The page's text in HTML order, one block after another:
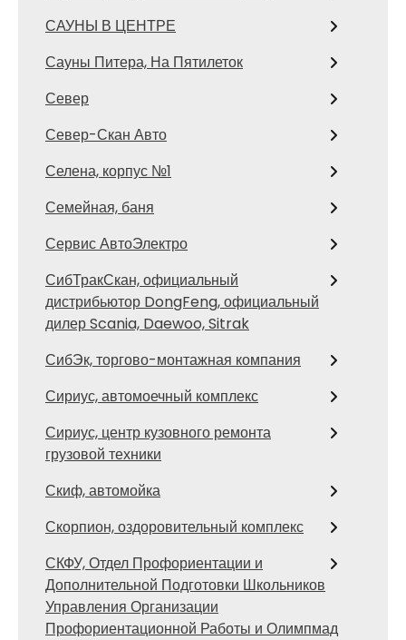
САУНЫ В ЦЕНТРЕ
Сауны Питера, На Пятилеток
Север
Север-Скан Авто
Селена, корпус №1
Семейная, баня
Сервис АвтоЭлектро
СибТракСкан, официальный
дистрибьютор DongFeng, официальный
дилер Scania, Daewoo, Sitrak
СибЭк, торгово-монтажная компания
Сириус, автомоечный комплекс
Сириус, центр кузовного ремонта
грузовой техники
Скиф, автомойка
Скорпион, оздоровительный комплекс
СКФУ, Отдел Профориентации и
Дополнительной Подготовки Школьников
Управления Организации
Профориентационной Работы и Олимпмад